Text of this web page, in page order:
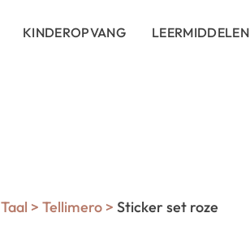
KINDEROPVANG LEERMIDDELEN
Taal > Tellimero > Sticker set roze